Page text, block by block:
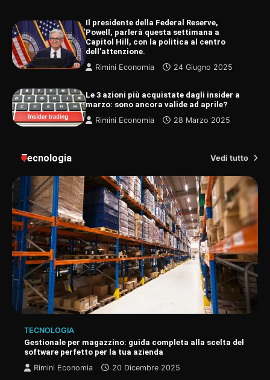
Il presidente della Federal Reserve,
Powell, parlerà questa settimana a
Capitol Hill, con la politica al centro
dell’attenzione.
Rimini Economia
24 Giugno 2025
Le 3 azioni più acquistate dagli insider a
marzo: sono ancora valide ad aprile?
Rimini Economia
28 Marzo 2025
Tecnologia Vedi tutto
TECNOLOGIA
Gestionale per magazzino: guida completa alla scelta del
software perfetto per la tua azienda
Rimini Economia
20 Dicembre 2025